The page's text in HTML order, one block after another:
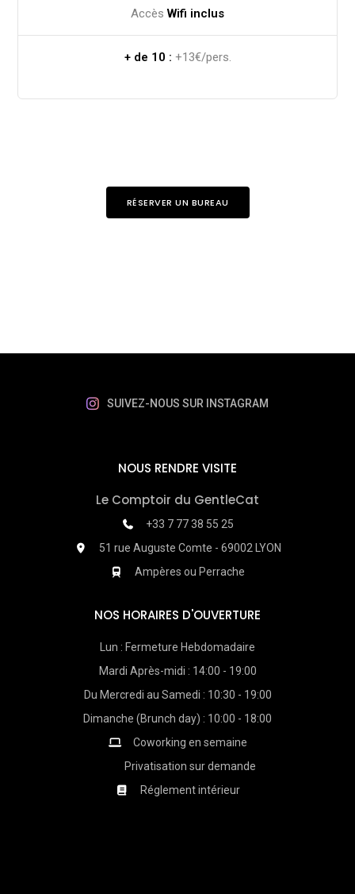
AccèsWifi inclus
+ de 10 : +13€/pers.
RÉSERVER UN BUREAU
SUIVEZ-NOUS SUR INSTAGRAM
NOUS RENDRE VISITE
Le Comptoir du GentleCat
+33 7 77 38 55 25
51 rue Auguste Comte - 69002 LYON
Ampères ou Perrache
NOS HORAIRES D'OUVERTURE
Lun : Fermeture Hebdomadaire
Mardi Après-midi : 14:00 - 19:00
Du Mercredi au Samedi : 10:30 - 19:00
Dimanche (Brunch day) : 10:00 - 18:00
Coworking en semaine
Privatisation sur demande
Réglement intérieur